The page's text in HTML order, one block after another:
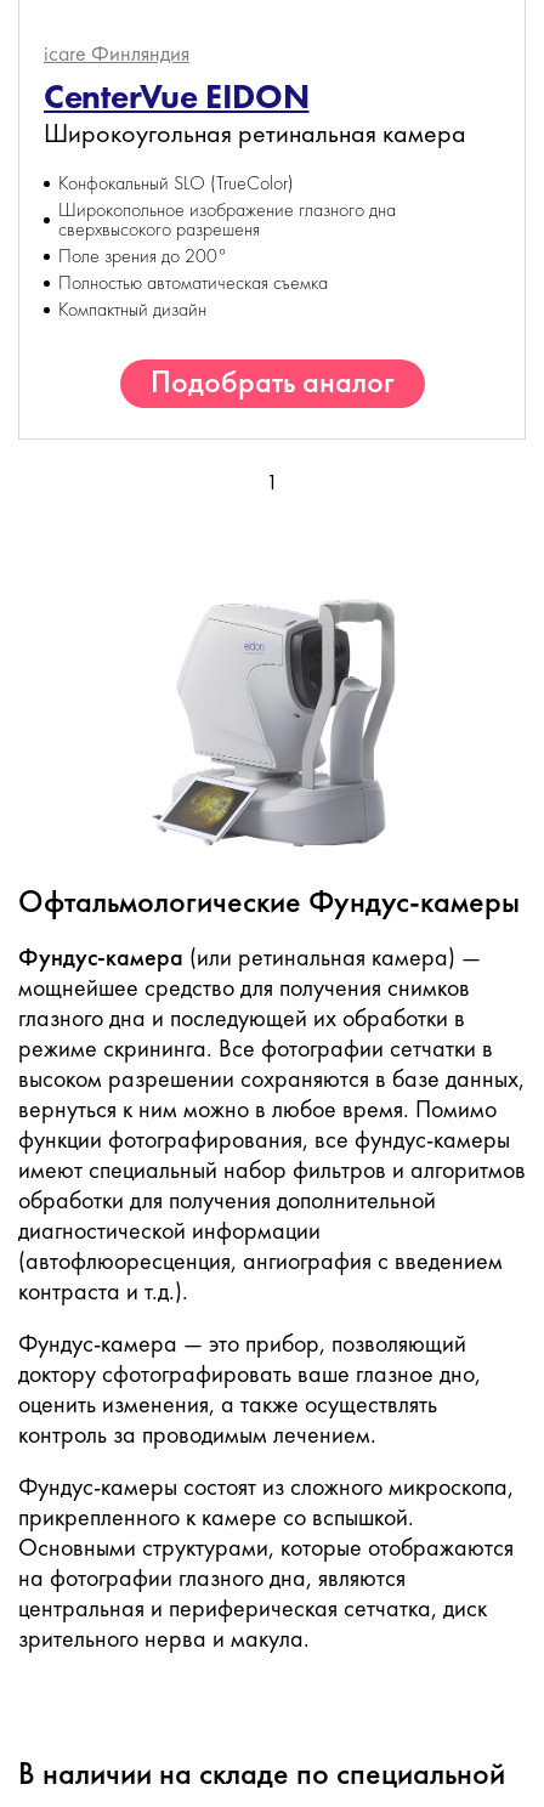
icare Финляндия
CenterVue EIDON
Широкоугольная ретинальная камера
Конфокальный SLO (TrueColor)
Широкопольное изображение глазного дна
сверхвысокого разрешеня
Поле зрения до 200°
Полностью автоматическая съемка
Компактный дизайн
Подобрать аналог
1
Офтальмологические Фундус-камеры
Фундус‑камера (или ретинальная камера) —
мощнейшее средство для получения снимков
глазного дна и последующей их обработки в
режиме скрининга. Все фотографии сетчатки в
высоком разрешении сохраняются в базе данных,
вернуться к ним можно в любое время. Помимо
функции фотографирования, все фундус‑камеры
имеют специальный набор фильтров и алгоритмов
обработки для получения дополнительной
диагностической информации
(автофлюоресценция, ангиография с введением
контраста и т.д.).
Фундус-камера — это прибор, позволяющий
доктору сфотографировать ваше глазное дно,
оценить изменения, а также осуществлять
контроль за проводимым лечением.
Фундус-камеры состоят из сложного микроскопа,
прикрепленного к камере со вспышкой.
Основными структурами, которые отображаются
на фотографии глазного дна, являются
центральная и периферическая сетчатка, диск
зрительного нерва и макула.
В наличии на складе по специальной